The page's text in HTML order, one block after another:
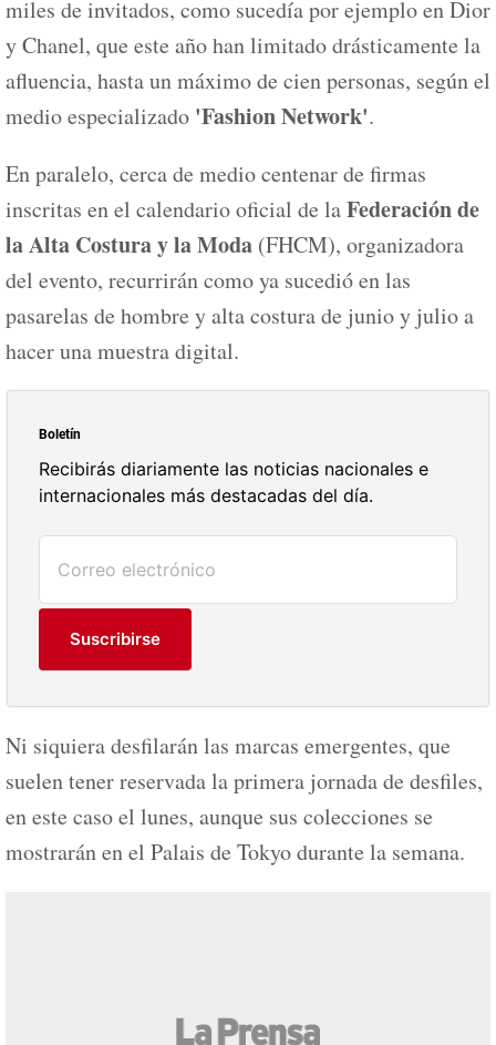
miles de invitados, como sucedía por ejemplo en Dior
y Chanel, que este año han limitado drásticamente la
afluencia, hasta un máximo de cien personas, según el
medio especializado 'Fashion Network'.
En paralelo, cerca de medio centenar de firmas
inscritas en el calendario oficial de laFederación de
la Alta Costura y la Moda (FHCM), organizadora
del evento, recurrirán como ya sucedió en las
pasarelas de hombre y alta costura de junio y julio a
hacer una muestra digital.
Boletín
Recibirás diariamente las noticias nacionales e
internacionales más destacadas del día.
Suscribirse
Ni siquiera desfilarán las marcas emergentes, que
suelen tener reservada la primera jornada de desfiles,
en este caso el lunes, aunque sus colecciones se
mostrarán en el Palais de Tokyo durante la semana.